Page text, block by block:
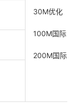
30M优化
100M国际
200M国际